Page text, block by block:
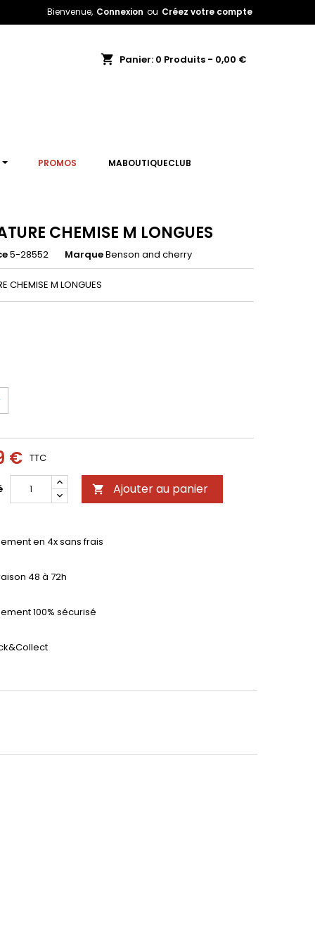
Bienvenue, Connexion ou Créez votre compte
shopping_cart Panier: 0 Produits - 0,00 €
PROMOS MABOUTIQUECLUB
CHEMISE M LONGUES
5-28552 MarqueBenson and cherry
CHEMISE M LONGUES
€ TTC
 Ajouter au panier
en 4x sans frais
48 à 72h
100% sécurisé